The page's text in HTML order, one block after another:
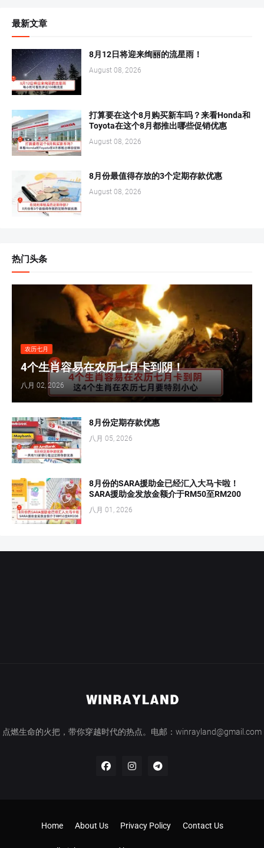
最新文章
8月12日将迎来绚丽的流星雨！
August 08, 2026
打算要在这个8月购买新车吗？来看Honda和
Toyota在这个8月都推出哪些促销优惠
August 08, 2026
8月份最值得存放的3个定期存款优惠
August 08, 2026
热门头条
农历七月
4个生肖容易在农历七月卡到阴！
八月 02, 2026
8月份定期存款优惠
八月 05, 2026
8月份的SARA援助金已经汇入大马卡啦！
SARA援助金发放金额介于RM50至RM200
八月 01, 2026
点燃生命的火把，带你穿越时代的热点。电邮：winrayland@gmail.com
Home About Us Privacy Policy Contact Us